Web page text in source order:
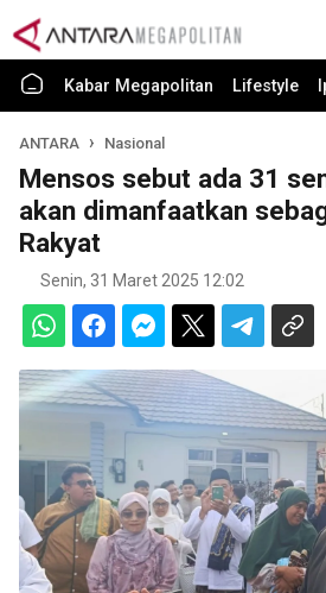
Kabar Megapolitan Lifestyle
ANTARA Nasional
Mensos sebut ada 31
akan dimanfaatkan
Rakyat
Senin, 31 Maret 2025 12:02